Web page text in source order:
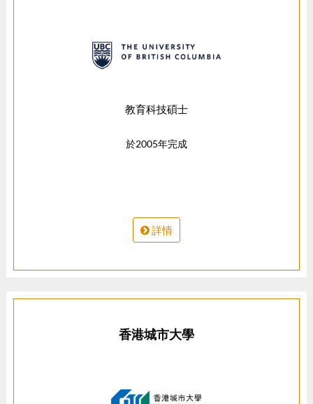
教育科技碩士
於2005年完成
詳情
香港城市大學